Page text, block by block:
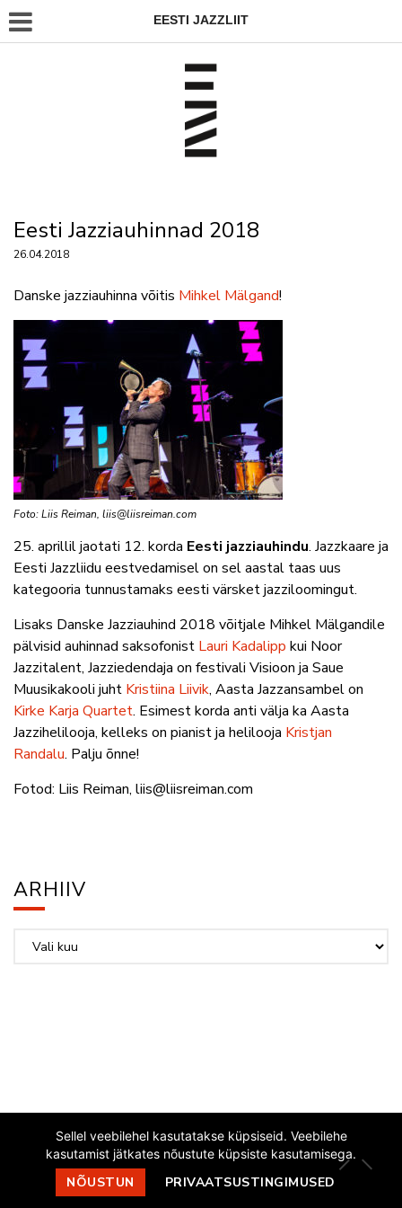
EESTI JAZZLIIT
Eesti Jazziauhinnad 2018
26.04.2018
Danske jazziauhinna võitis Mihkel Mälgand!
Foto: Liis Reiman, liis@liisreiman.com
25. aprillil jaotati 12. korda Eesti jazziauhindu. Jazzkaare ja
Eesti Jazzliidu eestvedamisel on sel aastal taas uus
kategooria tunnustamaks eesti värsket jazziloomingut.
Lisaks Danske Jazziauhind 2018 võitjale Mihkel Mälgandile
pälvisid auhinnad saksofonist Lauri Kadalipp kui Noor
Jazzitalent, Jazziedendaja on festivali Visioon ja Saue
Muusikakooli juht Kristiina Liivik, Aasta Jazzansambel on
Kirke Karja Quartet. Esimest korda anti välja ka Aasta
Jazzihelilooja, kelleks on pianist ja helilooja Kristjan
Randalu. Palju õnne!
Fotod: Liis Reiman, liis@liisreiman.com
ARHIIV
EESTI JAZZLIIT
Sellel veebilehel kasutatakse küpsiseid. Veebilehe
kasutamist jätkates nõustute küpsiste kasutamisega.
NÕUSTUN PRIVAATSUSTINGIMUSED